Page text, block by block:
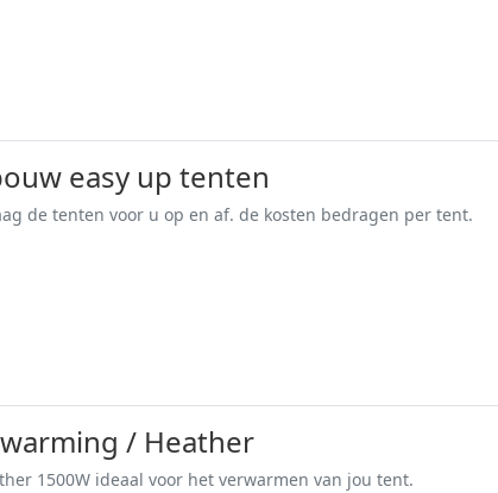
easy up tenten
We bouwen graag de tenten voor u op en af. de kosten bedragen per tent.
/ Heather
1500W ideaal voor het verwarmen van jou tent.